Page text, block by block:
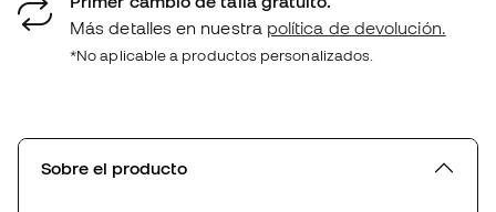
Más detalles en nuestra política de devolución.
*No aplicable a productos personalizados.
Sobre el producto